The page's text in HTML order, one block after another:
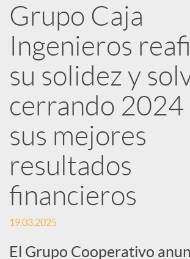
e
d
e
s
S
o
Grupo Caja
Ingenieros
su solidez y
cerrando 2024
sus mejores
resultados
financieros
19.03.2025
El Grupo Cooperativo